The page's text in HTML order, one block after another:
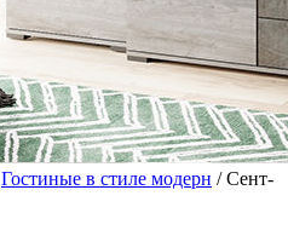
Гостиные в стиле модерн / Сент-